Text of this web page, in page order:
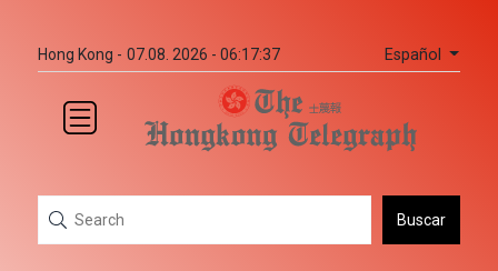
Hong Kong - 07.08. 2026 - 06:17:37 Español
Buscar